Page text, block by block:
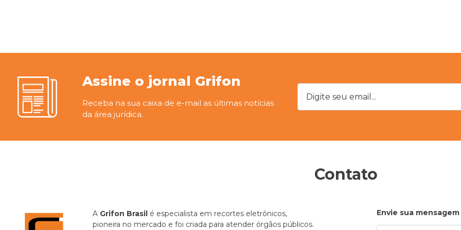
Assine o jornal Grifon
Receba na sua caixa de e-mail as últimas notícias
da área jurídica.
Digite seu email...
Contato
A Grifon Brasil é especialista em recortes eletrônicos,
pioneira no mercado e foi criada para atender órgãos públicos.
Envie sua mensagem